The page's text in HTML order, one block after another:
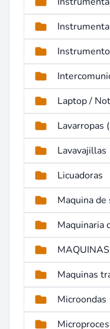
Laptop /
Lavarropas
Lavavajillas
Licuadoras
Maquina de
Maquinas
Microondas